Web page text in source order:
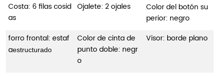
Costa: 6 filas cosid
as
Ojalete: 2 ojales
Color del botón su
perior: negro
forro frontal: estaf
aestructurado
Color de cinta de
punto doble: negr
o
Visor: borde plano